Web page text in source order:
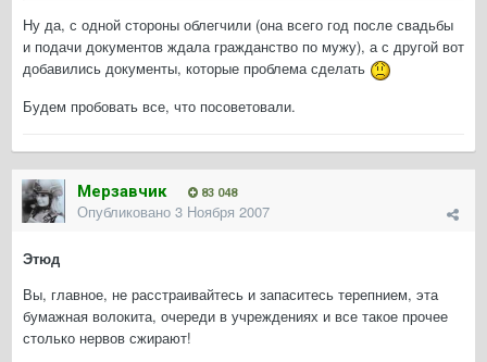
Ну да, с одной стороны облегчили (она всего год после свадьбы
и подачи документов ждала гражданство по мужу), а с другой вот
добавились документы, которые проблема сделать
Будем пробовать все, что посоветовали.
Мерзавчик 83 048
Опубликовано 3 Ноября 2007
Этюд
Вы, главное, не расстраивайтесь и запаситесь терепнием, эта
бумажная волокита, очереди в учреждениях и все такое прочее
столько нервов сжирают!